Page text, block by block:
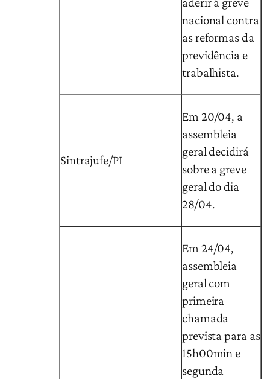
nacional contra
as reformas da
previdência e
trabalhista.
Sintrajufe/PI
Em 20/04, a
assembleia
geral decidirá
sobre a greve
geral do dia
28/04.
Em 24/04,
assembleia
geral com
primeira
chamada
prevista para as
15h00min e
segunda